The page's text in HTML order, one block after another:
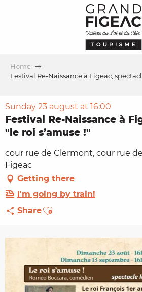
Home
Festival Re-Naissance à Figeac,
Sunday 23 august at 16:00
Festival Re-Naissance à
"le roi s’amuse !"
cour rue de Clermont, cour rue
Figeac
Getting there
I'm going by train!
ShareAjouter aux favoris